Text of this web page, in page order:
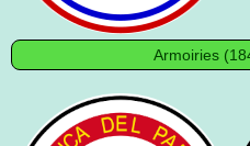
Armoiries